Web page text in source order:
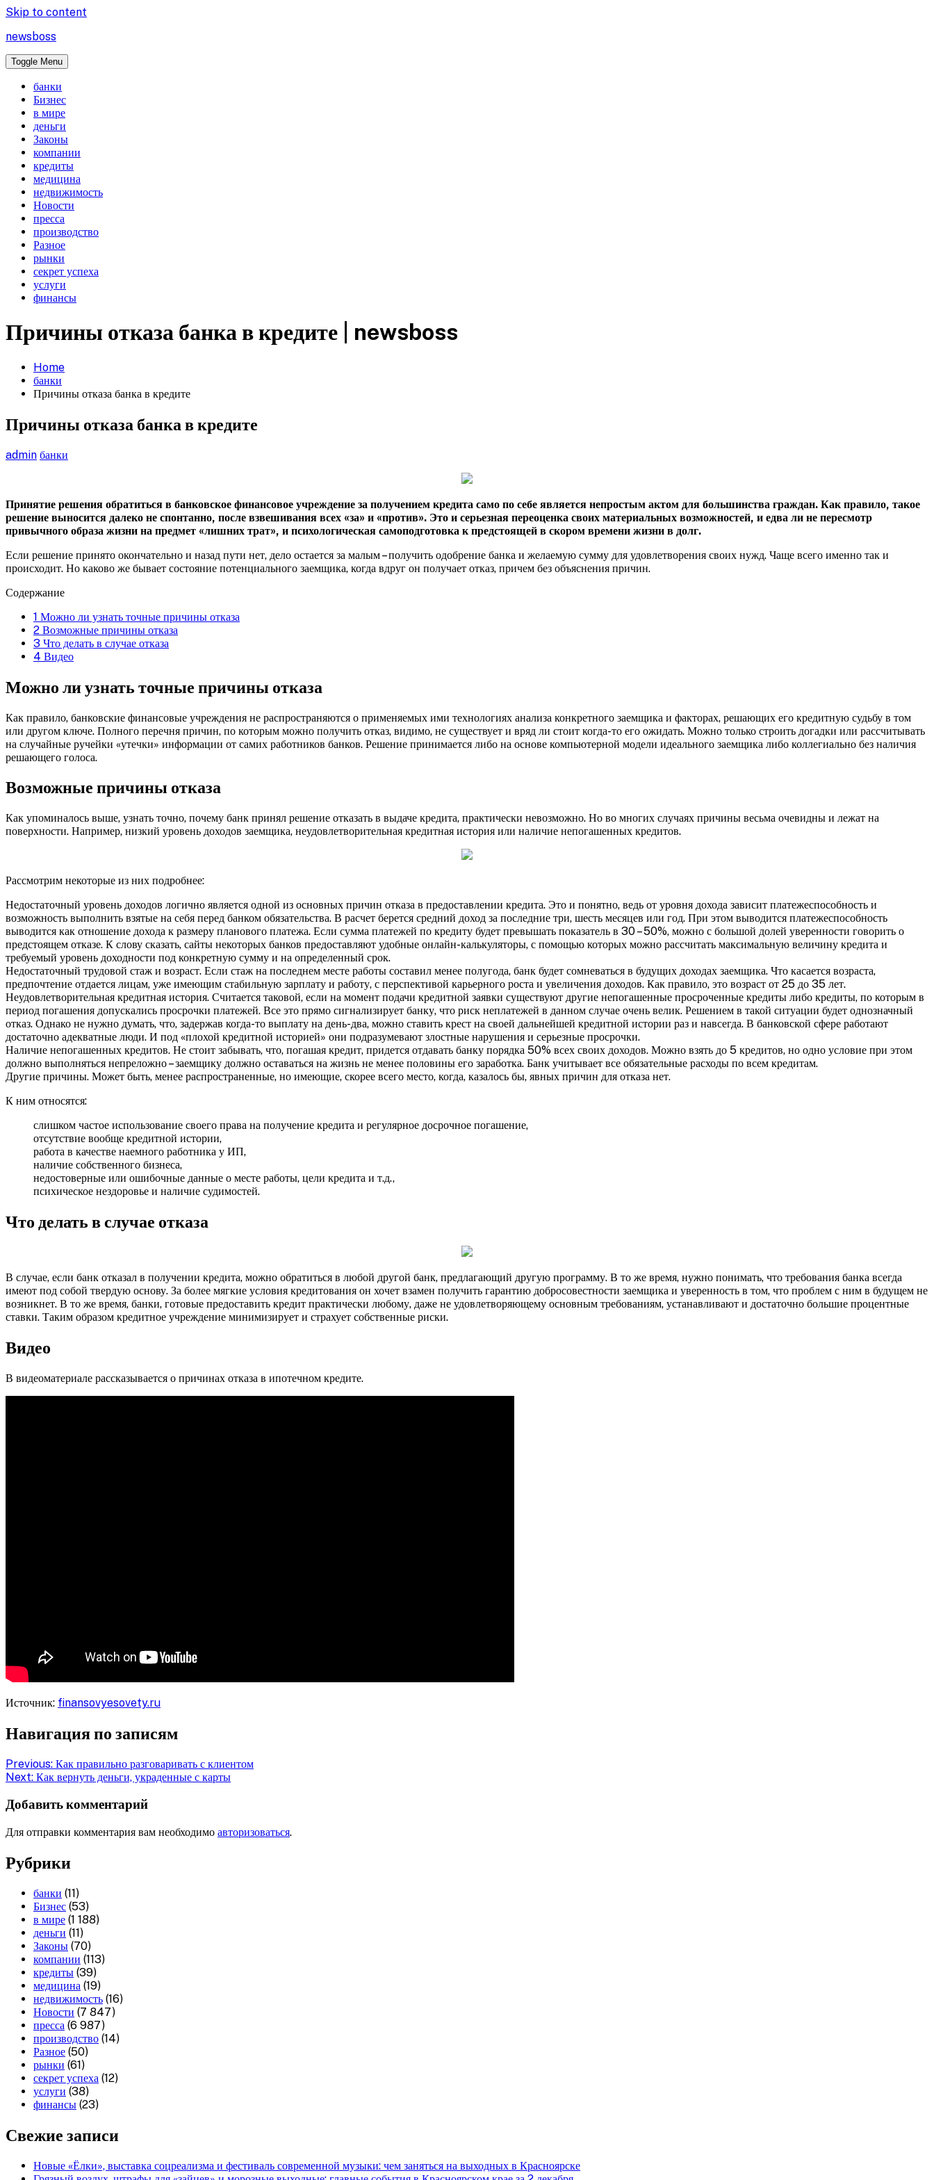
Skip to content
newsboss
Toggle Menu
банки
Бизнес
в мире
деньги
Законы
компании
кредиты
медицина
недвижимость
Новости
пресса
производство
Разное
рынки
секрет успеха
услуги
финансы
Причины отказа банка в кредите | newsboss
Home
банки
Причины отказа банка в кредите
Причины отказа банка в кредите
admin банки
Принятие решения обратиться в банковское финансовое учреждение за получением кредита само по себе является непростым актом для большинства граждан. Как правило, такое
решение выносится далеко не спонтанно, после взвешивания всех «за» и «против». Это и серьезная переоценка своих материальных возможностей, и едва ли не пересмотр
привычного образа жизни на предмет «лишних трат», и психологическая самоподготовка к предстоящей в скором времени жизни в долг.
Если решение принято окончательно и назад пути нет, дело остается за малым – получить одобрение банка и желаемую сумму для удовлетворения своих нужд. Чаще всего именно так и
происходит. Но каково же бывает состояние потенциального заемщика, когда вдруг он получает отказ, причем без объяснения причин.
Содержание
1 Можно ли узнать точные причины отказа
2 Возможные причины отказа
3 Что делать в случае отказа
4 Видео
Можно ли узнать точные причины отказа
Как правило, банковские финансовые учреждения не распространяются о применяемых ими технологиях анализа конкретного заемщика и факторах, решающих его кредитную судьбу в том
или другом ключе. Полного перечня причин, по которым можно получить отказ, видимо, не существует и вряд ли стоит когда-то его ожидать. Можно только строить догадки или рассчитывать
на случайные ручейки «утечки» информации от самих работников банков. Решение принимается либо на основе компьютерной модели идеального заемщика либо коллегиально без наличия
решающего голоса.
Возможные причины отказа
Как упоминалось выше, узнать точно, почему банк принял решение отказать в выдаче кредита, практически невозможно. Но во многих случаях причины весьма очевидны и лежат на
поверхности. Например, низкий уровень доходов заемщика, неудовлетворительная кредитная история или наличие непогашенных кредитов.
Рассмотрим некоторые из них подробнее:
Недостаточный уровень доходов логично является одной из основных причин отказа в предоставлении кредита. Это и понятно, ведь от уровня дохода зависит платежеспособность и
возможность выполнить взятые на себя перед банком обязательства. В расчет берется средний доход за последние три, шесть месяцев или год. При этом выводится платежеспособность
выводится как отношение дохода к размеру планового платежа. Если сумма платежей по кредиту будет превышать показатель в 30 – 50%, можно с большой долей уверенности говорить о
предстоящем отказе. К слову сказать, сайты некоторых банков предоставляют удобные онлайн-калькуляторы, с помощью которых можно рассчитать максимальную величину кредита и
требуемый уровень доходности под конкретную сумму и на определенный срок.
Недостаточный трудовой стаж и возраст. Если стаж на последнем месте работы составил менее полугода, банк будет сомневаться в будущих доходах заемщика. Что касается возраста,
предпочтение отдается лицам, уже имеющим стабильную зарплату и работу, с перспективой карьерного роста и увеличения доходов. Как правило, это возраст от 25 до 35 лет.
Неудовлетворительная кредитная история. Считается таковой, если на момент подачи кредитной заявки существуют другие непогашенные просроченные кредиты либо кредиты, по которым в
период погашения допускались просрочки платежей. Все это прямо сигнализирует банку, что риск неплатежей в данном случае очень велик. Решением в такой ситуации будет однозначный
отказ. Однако не нужно думать, что, задержав когда-то выплату на день-два, можно ставить крест на своей дальнейшей кредитной истории раз и навсегда. В банковской сфере работают
достаточно адекватные люди. И под «плохой кредитной историей» они подразумевают злостные нарушения и серьезные просрочки.
Наличие непогашенных кредитов. Не стоит забывать, что, погашая кредит, придется отдавать банку порядка 50% всех своих доходов. Можно взять до 5 кредитов, но одно условие при этом
должно выполняться непреложно – заемщику должно оставаться на жизнь не менее половины его заработка. Банк учитывает все обязательные расходы по всем кредитам.
Другие причины. Может быть, менее распространенные, но имеющие, скорее всего место, когда, казалось бы, явных причин для отказа нет.
К ним относятся:
слишком частое использование своего права на получение кредита и регулярное досрочное погашение,
отсутствие вообще кредитной истории,
работа в качестве наемного работника у ИП,
наличие собственного бизнеса,
недостоверные или ошибочные данные о месте работы, цели кредита и т.д.,
психическое нездоровье и наличие судимостей.
Что делать в случае отказа
В случае, если банк отказал в получении кредита, можно обратиться в любой другой банк, предлагающий другую программу. В то же время, нужно понимать, что требования банка всегда
имеют под собой твердую основу. За более мягкие условия кредитования он хочет взамен получить гарантию добросовестности заемщика и уверенность в том, что проблем с ним в будущем не
возникнет. В то же время, банки, готовые предоставить кредит практически любому, даже не удовлетворяющему основным требованиям, устанавливают и достаточно большие процентные
ставки. Таким образом кредитное учреждение минимизирует и страхует собственные риски.
Видео
В видеоматериале рассказывается о причинах отказа в ипотечном кредите.
Источник: finansovyesovety.ru
Навигация по записям
Previous: Как правильно разговаривать с клиентом
Next: Как вернуть деньги, украденные с карты
Добавить комментарий
Для отправки комментария вам необходимо авторизоваться.
Рубрики
банки (11)
Бизнес (53)
в мире (1 188)
деньги (11)
Законы (70)
компании (113)
кредиты (39)
медицина (19)
недвижимость (16)
Новости (7 847)
пресса (6 987)
производство (14)
Разное (50)
рынки (61)
секрет успеха (12)
услуги (38)
финансы (23)
Свежие записи
Новые «Ёлки», выставка соцреализма и фестиваль современной музыки: чем заняться на выходных в Красноярске